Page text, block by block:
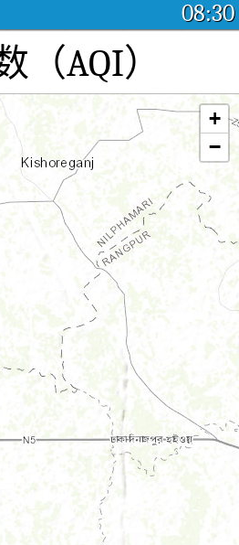
08:30
AQI）
+
−